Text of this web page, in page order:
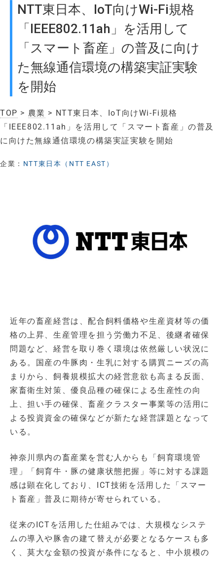
NTT東日本、IoT向けWi-Fi規格
「IEEE802.11ah」を活用して
「スマート畜産」の普及に向け
た無線通信環境の構築実証実験
を開始
TOP > 農業 > NTT東日本、IoT向けWi-Fi規格
「IEEE802.11ah」を活用して「スマート畜産」の普及
に向けた無線通信環境の構築実証実験を開始
企業： NTT東日本（NTT EAST）
近年の畜産経営は、配合飼料価格や生産資材等の価
格の上昇、生産管理を担う労働力不足、後継者確保
問題など、経営を取り巻く環境は依然厳しい状況に
ある。国産の牛豚肉・生乳に対する購買ニーズの高
まりから、飼養規模拡大の経営意欲も高まる反面、
家畜衛生対策、優良品種の確保による生産性の向
上、担い手の確保、畜産クラスター事業等の活用に
よる投資資金の確保などが新たな経営課題となって
いる。
神奈川県内の畜産業を営む人からも「飼育環境管
理」「飼育牛・豚の健康状態把握」等に対する課題
感は顕在化しており、ICT技術を活用した「スマー
ト畜産」普及に期待が寄せられている。
従来のICTを活用した仕組みでは、大規模なシステ
ムの導入や豚舎の建て替えが必要となるケースも多
く、莫大な金額の投資が条件になると、中小規模の